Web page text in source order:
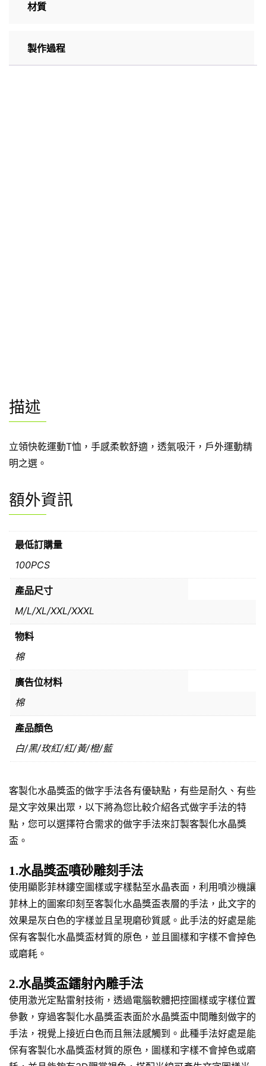
材質
製作過程
描述
立領快乾運動T恤，手感柔軟舒適，透氣吸汗，戶外運動精
明之選。
額外資訊
最低訂購量
100PCS
產品尺寸
M/L/XL/XXL/XXXL
物料
棉
廣告位材料
棉
產品顏色
白/黑/玫紅/紅/黃/橙/藍
客製化水晶獎盃的做字手法各有優缺點，有些是耐久、有些
是文字效果出眾，以下將為您比較介紹各式做字手法的特
點，您可以選擇符合需求的做字手法來訂製客製化水晶獎
盃。
1.水晶獎盃噴砂雕刻手法
使用顯影菲林鏤空圖樣或字樣黏至水晶表面，利用噴沙機讓
菲林上的圖案印刻至客製化水晶獎盃表層的手法，此文字的
效果是灰白色的字樣並且呈現磨砂質感。此手法的好處是能
保有客製化水晶獎盃材質的原色，並且圖樣和字樣不會掉色
或磨耗。
2.水晶獎盃鐳射內雕手法
使用激光定點雷射技術，透過電腦軟體把控圖樣或字樣位置
參數，穿過客製化水晶獎盃表面於水晶獎盃中間雕刻做字的
手法，視覺上接近白色而且無法感觸到。此種手法好處是能
保有客製化水晶獎盃材質的原色，圖樣和字樣不會掉色或磨